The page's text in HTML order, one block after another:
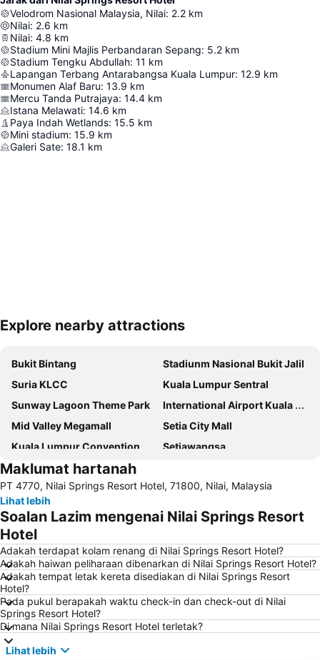
Velodrom Nasional Malaysia, Nilai: 2.2 km
Nilai: 2.6 km
Nilai: 4.8 km
Stadium Mini Majlis Perbandaran Sepang: 5.2 km
Stadium Tengku Abdullah: 11 km
Lapangan Terbang Antarabangsa Kuala Lumpur: 12.9 km
Monumen Alaf Baru: 13.9 km
Mercu Tanda Putrajaya: 14.4 km
Istana Melawati: 14.6 km
Paya Indah Wetlands: 15.5 km
Mini stadium: 15.9 km
Galeri Sate: 18.1 km
Kembangkan peta
Explore nearby attractions
Bukit Bintang
Stadiunm Nasional Bukit Jalil
Suria KLCC
Kuala Lumpur Sentral
Sunway Lagoon Theme Park
International Airport Kuala Lumpur
Mid Valley Megamall
Setia City Mall
Kuala Lumpur Convention Centre
Setiawangsa
KLIA Ekspres
Jalan Tunku Abdul Rahman
Dataran Merdeka
Aquaria
Masjid Jamek
One Utama Shopping Centre
Menara Berkembar Petronas
Sunway Pyramid Shopping Centre
Jalan Tun Razak
Zoo Negara
Pasar Seni
Sepang International Circuit
Jalan Petaling
Menara KL
1 Utama
Lapangan Terbang Sultan Abdul Aziz Shah
Maklumat hartanah
PT 4770, Nilai Springs Resort Hotel, 71800, Nilai, Malaysia
Lihat lebih
Soalan Lazim mengenai Nilai Springs Resort
Hotel
Adakah terdapat kolam renang di Nilai Springs Resort Hotel?
Adakah haiwan peliharaan dibenarkan di Nilai Springs Resort Hotel?
Adakah tempat letak kereta disediakan di Nilai Springs Resort
Hotel?
Pada pukul berapakah waktu check-in dan check-out di Nilai
Springs Resort Hotel?
Di mana Nilai Springs Resort Hotel terletak?
Lihat lebih